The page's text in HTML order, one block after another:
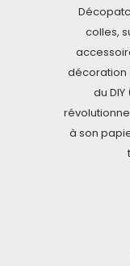
colles,
décoration
du
à son